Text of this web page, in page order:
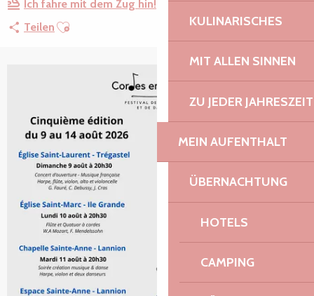
KULINARISCHES
MIT ALLEN SINNEN
ZU JEDER JAHRESZEIT
MEIN AUFENTHALT
ÜBERNACHTUNG
HOTELS
CAMPING
Ich fahre mit dem Zug hin!
Teilen Ajouter aux favoris